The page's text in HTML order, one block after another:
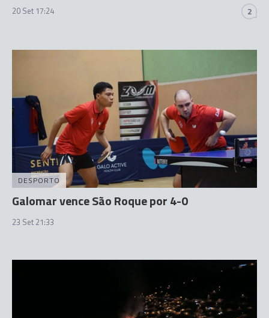
20 Set 17:24 2
DESPORTO
Galomar vence São Roque por 4-0
23 Set 21:33